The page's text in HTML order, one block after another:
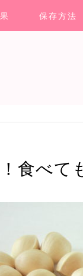
保存方法
食べて